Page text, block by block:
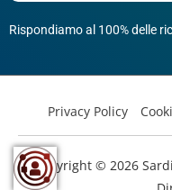
Rispondiamo al 100% delle
Privacy Policy
Copyright © 2026